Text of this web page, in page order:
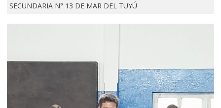
SECUNDARIA N° 13 DE MAR DEL TUYÚ